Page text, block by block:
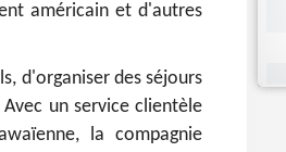
américain et d'autres
d'organiser des séjours
un service clientèle
la compagnie